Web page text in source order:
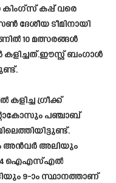
കപ്പ് വരെ
ദേശീയ ടീമിനായി
10 മത്സരങ്ങൾ
കളിച്ചത്.ഈസ്റ്റ് ബംഗാള്‍
ഗ്രീക്ക്
പഞ്ചാബ്
അന്‍വര്‍ അലിയും
24 ഐഎസ്എൽ
9-ാം സ്ഥാനത്താണ്